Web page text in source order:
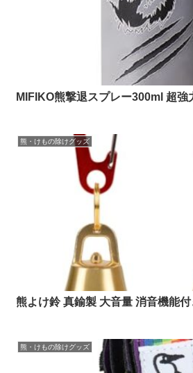
MIFIKO熊撃退スプレー300ml 超強
熊・けもの除けグッズ
熊よけ鈴 真鍮製 大音量 消音機能付
熊・けもの除けグッズ